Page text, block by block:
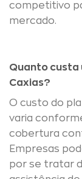
competitivo
mercado.
Quanto custa
Caxias?
O custo do
varia
cobertura
Empresas
por se tratar